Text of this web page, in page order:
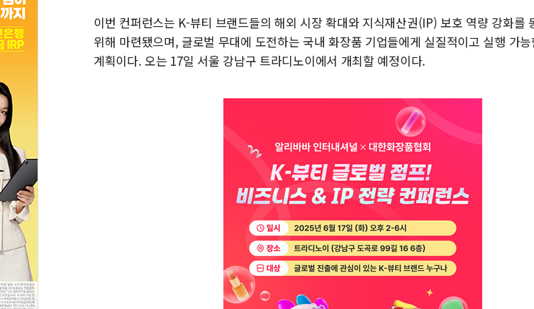
이번 컨퍼런스는 K-뷰티 브랜드들의 해외 시장 확대와 지식재산권(IP) 보호 역량 강화를
위해 마련됐으며, 글로벌 무대에 도전하는 국내 화장품 기업들에게 실질적이고 실행 가
계획이다. 오는 17일 서울 강남구 트라디노이에서 개최할 예정이다.